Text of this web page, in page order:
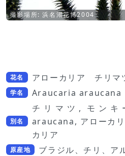
撮影場所: 浜名湖花博2004
花名 アローカリア チリマ
学名 Araucaria araucana
別名
チリマツ, モンキ
araucana, アローカ
カリア
原産地 ブラジル、チリ、ア